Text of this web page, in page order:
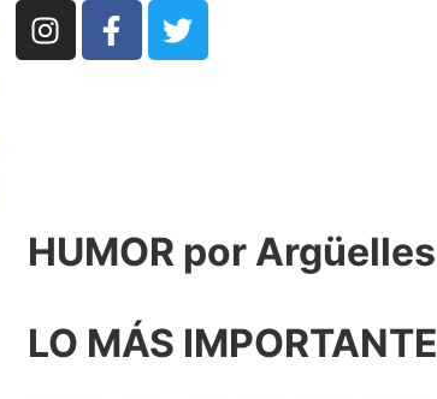
HUMOR por Argüelles​
LO MÁS IMPORTANTE